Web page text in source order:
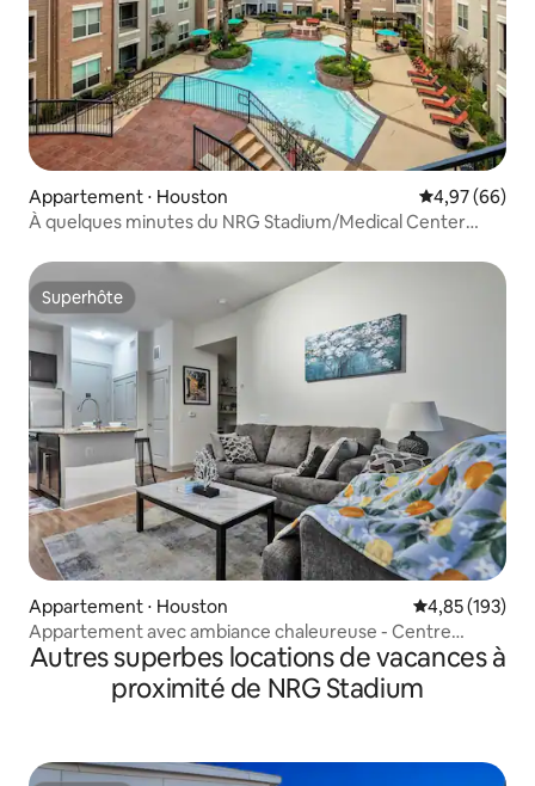
Appartement ⋅ Houston Évaluation
4,97 (66)
À quelques minutes du NRG Stadium/Medical Center
Superhôte
Superhôte
Appartement ⋅ Houston Évaluation
4,85 (193)
Appartement avec ambiance chaleureuse - Centre
médical/NRG
Autres superbes locations de vacances à
proximité de NRG Stadium